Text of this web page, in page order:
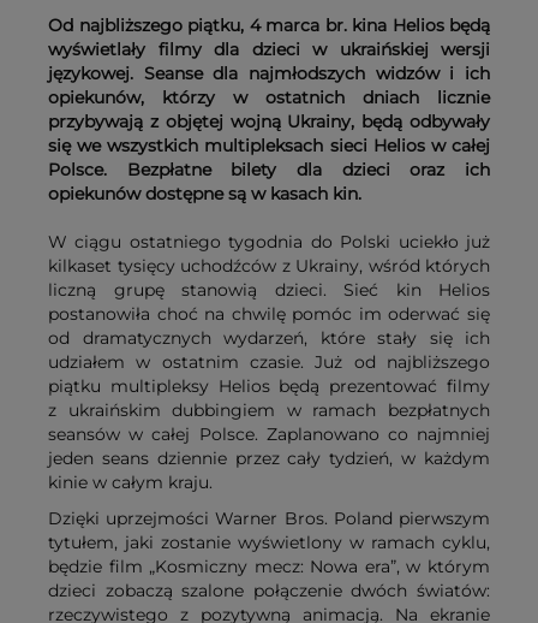
Od najbliższego piątku, 4 marca br. kina Helios będą
wyświetlały filmy dla dzieci w ukraińskiej wersji
językowej. Seanse dla najmłodszych widzów i ich
opiekunów, którzy w ostatnich dniach licznie
przybywają z objętej wojną Ukrainy, będą odbywały
się we wszystkich multipleksach sieci Helios w całej
Polsce. Bezpłatne bilety dla dzieci oraz ich
opiekunów dostępne są w kasach kin. ​​​​​​​
W ciągu ostatniego tygodnia do Polski uciekło już
kilkaset tysięcy uchodźców z Ukrainy, wśród których
liczną grupę stanowią dzieci. Sieć kin Helios
postanowiła choć na chwilę pomóc im oderwać się
od dramatycznych wydarzeń, które stały się ich
udziałem w ostatnim czasie. Już od najbliższego
piątku multipleksy Helios będą prezentować filmy
z ukraińskim dubbingiem w ramach bezpłatnych
seansów w całej Polsce. Zaplanowano co najmniej
jeden seans dziennie przez cały tydzień, w każdym
kinie w całym kraju.
Dzięki uprzejmości Warner Bros. Poland pierwszym
tytułem, jaki zostanie wyświetlony w ramach cyklu,
będzie film „Kosmiczny mecz: Nowa era”, w którym
dzieci zobaczą szalone połączenie dwóch światów:
rzeczywistego z pozytywną animacją. Na ekranie